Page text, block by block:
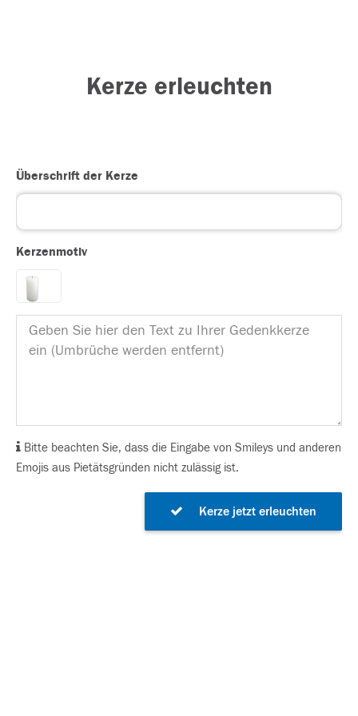
Kerze erleuchten
Überschrift der Kerze
Kerzenmotiv
Bitte beachten Sie, dass die Eingabe von Smileys und anderen
Emojis aus Pietätsgründen nicht zulässig ist.
Kerze jetzt erleuchten